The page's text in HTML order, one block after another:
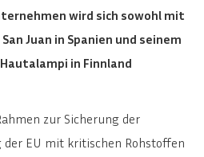
wird sich sowohl mit
Juan in Spanien und seinem
in Finnland
zur Sicherung der
EU mit kritischen Rohstoffen